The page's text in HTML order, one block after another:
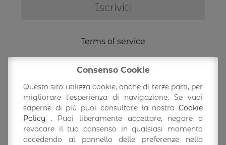
Terms of service
Shipping Information
Return/exchange
Accedi/Profilo
Consenso Cookie
Questo sito utilizza cookie, anche di terze parti, per
migliorare l'esperienza di navigazione. Se vuoi
saperne di più puoi consultare la nostra Cookie
Policy . Puoi liberamente accettare, negare o
revocare il tuo consenso in qualsiasi momento
accedendo al pannello delle preferenze nella